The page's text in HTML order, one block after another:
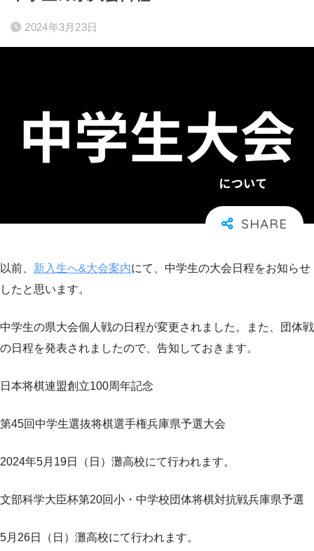
2024年3月23日
以前、 新入生へ&大会案内にて、中学生の大会日程をお知らせ
したと思います。
中学生の県大会個人戦の日程が変更されました。また、団体戦
の日程を発表されましたので、告知しておきます。
日本将棋連盟創立100周年記念
第45回中学生選抜将棋選手権兵庫県予選大会
2024年5月19日（日）灘高校にて行われます。
文部科学大臣杯第20回小・中学校団体将棋対抗戦兵庫県予選
5月26日（日）灘高校にて行われます。